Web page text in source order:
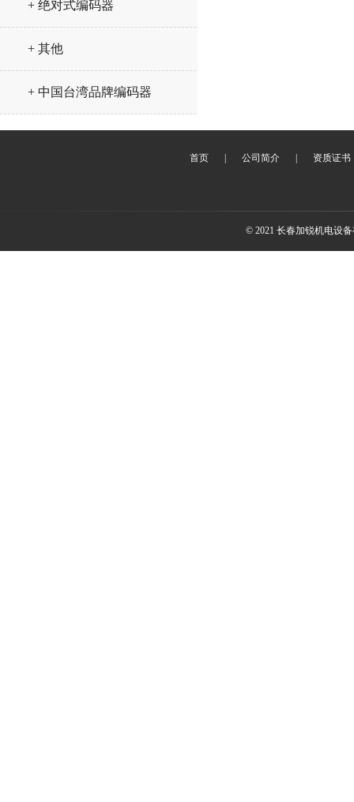
+ 绝对式编码器
+ 其他
+ 中国台湾品牌编码器
首页 公司简介 资质证书
© 2021 长春加锐机电设